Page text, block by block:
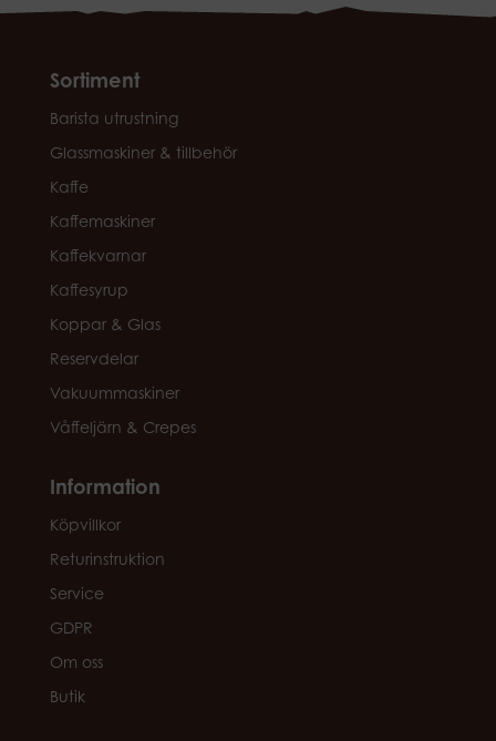
Sortiment
Barista utrustning
Glassmaskiner & tillbehör
Kaffe
Kaffemaskiner
Kaffekvarnar
Kaffesyrup
Koppar & Glas
Reservdelar
Vakuummaskiner
Våffeljärn & Crepes
Information
Köpvillkor
Returinstruktion
Service
GDPR
Om oss
Butik